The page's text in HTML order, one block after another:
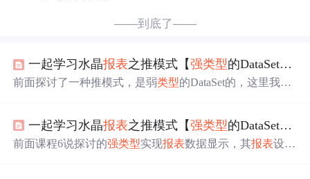
——到底了——
一起学习水晶报表之推模式【强类型的DataSet实现显示
前面探讨了一种推模式，是弱类型的DataSet的，这里我们
们刚才通过弱类型的DataSet进行访问和绑定数据源，它是
通过了简单的SQL查询命令语句进行的，然后返回的Datas
一起学习水晶报表之推模式【强类型的DataSet实现显示
前面课程6说探讨的强类型实现报表数据显示，其报表设计